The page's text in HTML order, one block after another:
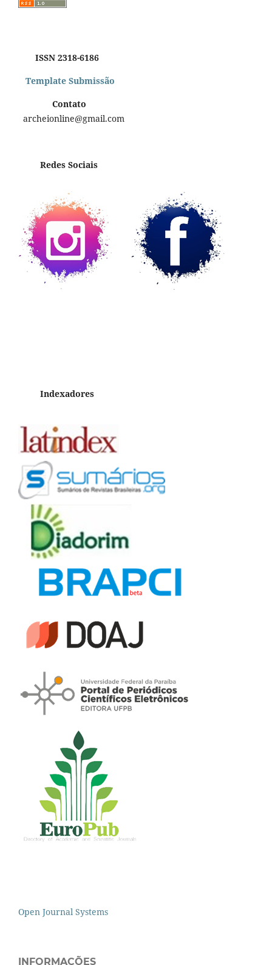
ISSN 2318-6186
Template Submissão
Contato
archeionline@gmail.com
Redes Sociais
Indexadores
Open Journal Systems
INFORMAÇÕES